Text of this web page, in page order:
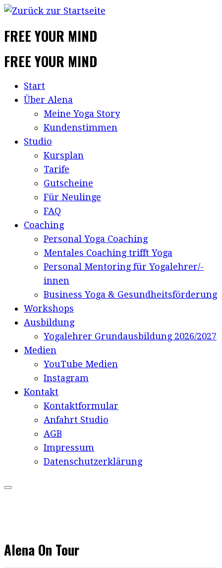
FREE YOUR MIND
FREE YOUR MIND
Start
Über Alena
Meine Yoga Story
Kundenstimmen
Studio
Kursplan
Tarife
Gutscheine
Für Neulinge
FAQ
Coaching
Personal Yoga Coaching
Mentales Coaching trifft Yoga
Personal Mentoring für Yogalehrer/-
innen
Business Yoga & Gesundheitsförderung
Workshops
Ausbildung
Yogalehrer Grundausbildung 2026/2027
Medien
YouTube Medien
Instagram
Kontakt
Kontaktformular
Anfahrt Studio
AGB
Impressum
Datenschutzerklärung
Alena On Tour